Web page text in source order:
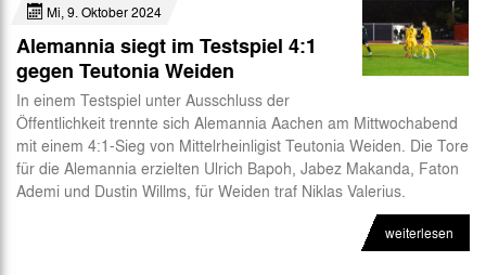
Mi, 9. Oktober 2024
Alemannia siegt im Testspiel 4:1
gegen Teutonia Weiden
In einem Testspiel unter Ausschluss der
Öffentlichkeit trennte sich Alemannia Aachen am Mittwochabend
mit einem 4:1-Sieg von Mittelrheinligist Teutonia Weiden. Die Tore
für die Alemannia erzielten Ulrich Bapoh, Jabez Makanda, Faton
Ademi und Dustin Willms, für Weiden traf Niklas Valerius.
weiterlesen